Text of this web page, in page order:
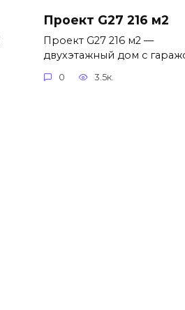
Проект G27 216 м2
Проект G27 216 м2 —
двухэтажный дом с
0 3.5к.